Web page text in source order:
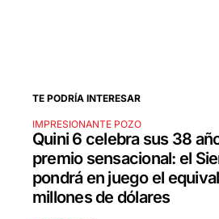
TE PODRÍA INTERESAR
IMPRESIONANTE POZO
Quini 6 celebra sus 38
premio sensacional: el
pondrá en juego el
millones de dólares